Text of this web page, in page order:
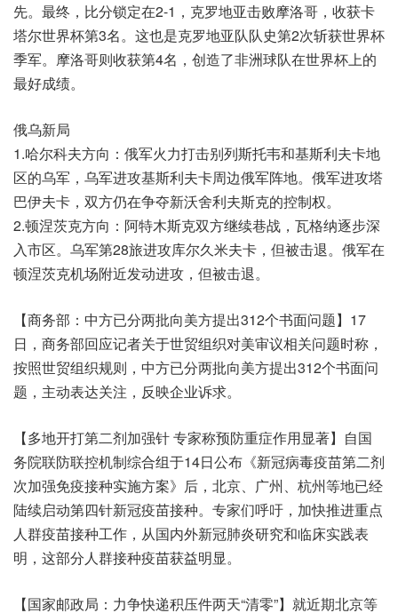
先。最终，比分锁定在2-1，克罗地亚击败摩洛哥，收获卡
塔尔世界杯第3名。这也是克罗地亚队队史第2次斩获世界杯
季军。摩洛哥则收获第4名，创造了非洲球队在世界杯上的
最好成绩。
俄乌新局
1.哈尔科夫方向：俄军火力打击别列斯托韦和基斯利夫卡地
区的乌军，乌军进攻基斯利夫卡周边俄军阵地。俄军进攻塔
巴伊夫卡，双方仍在争夺新沃舍利夫斯克的控制权。
2.顿涅茨克方向：阿特木斯克双方继续巷战，瓦格纳逐步深
入市区。乌军第28旅进攻库尔久米夫卡，但被击退。俄军在
顿涅茨克机场附近发动进攻，但被击退。
【商务部：中方已分两批向美方提出312个书面问题】17
日，商务部回应记者关于世贸组织对美审议相关问题时称，
按照世贸组织规则，中方已分两批向美方提出312个书面问
题，主动表达关注，反映企业诉求。
【多地开打第二剂加强针 专家称预防重症作用显著】自国
务院联防联控机制综合组于14日公布《新冠病毒疫苗第二剂
次加强免疫接种实施方案》后，北京、广州、杭州等地已经
陆续启动第四针新冠疫苗接种。专家们呼吁，加快推进重点
人群疫苗接种工作，从国内外新冠肺炎研究和临床实践表
明，这部分人群接种疫苗获益明显。
【国家邮政局：力争快递积压件两天“清零”】就近期北京等